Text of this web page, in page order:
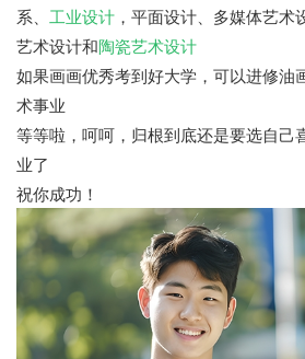
系、 工业设计 ，平面设计、多媒体艺
艺术设计和陶瓷艺术设计
如果画画优秀考到好大学，可以进修油
术事业
等等啦，呵呵，归根到底还是要选自己
业了
祝你成功！